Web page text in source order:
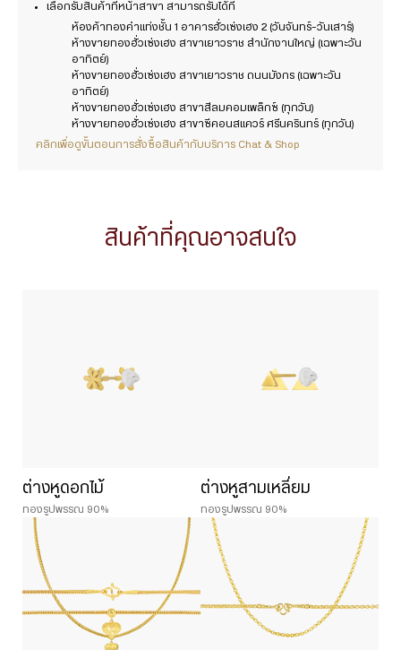
เลือกรับสินค้าที่หน้าสาขา สามารถรับได้ที่
ห้องค้าทองคำแท่งชั้น 1 อาคารฮั่วเซ่งเฮง 2 (วันจันทร์-วันเสาร์)
ห้างขายทองฮั่วเซ่งเฮง สาขาเยาวราช สำนักงานใหญ่ (เฉพาะวัน
อาทิตย์)
ห้างขายทองฮั่วเซ่งเฮง สาขาเยาวราช ถนนมังกร (เฉพาะวัน
อาทิตย์)
ห้างขายทองฮั่วเซ่งเฮง สาขาสีลมคอมเพล็กซ์ (ทุกวัน)
ห้างขายทองฮั่วเซ่งเฮง สาขาซีคอนสแควร์ ศรีนครินทร์ (ทุกวัน)
คลิกเพื่อดูขั้นตอนการสั่งซื้อสินค้ากับบริการ Chat & Shop
สินค้าที่คุณอาจสนใจ
ต่างหูดอกไม้
ทองรูปพรรณ 90%
ต่างหูสามเหลี่ยม
ทองรูปพรรณ 90%